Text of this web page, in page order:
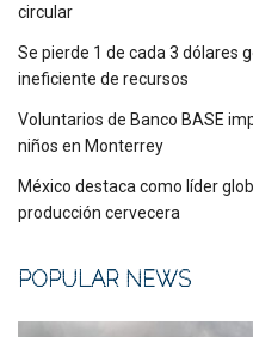
circular
Se pierde 1 de cada 3 dólares
ineficiente de recursos
Voluntarios de Banco BASE
niños en Monterrey
México destaca como líder
producción cervecera
POPULAR NEWS